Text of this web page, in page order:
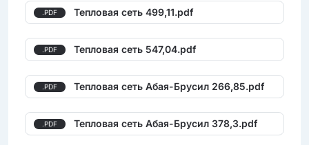
.PDF Тепловая сеть 499,11.pdf
.PDF Тепловая сеть 547,04.pdf
.PDF Тепловая сеть Абая-Брусил 266,85.pdf
.PDF Тепловая сеть Абая-Брусил 378,3.pdf